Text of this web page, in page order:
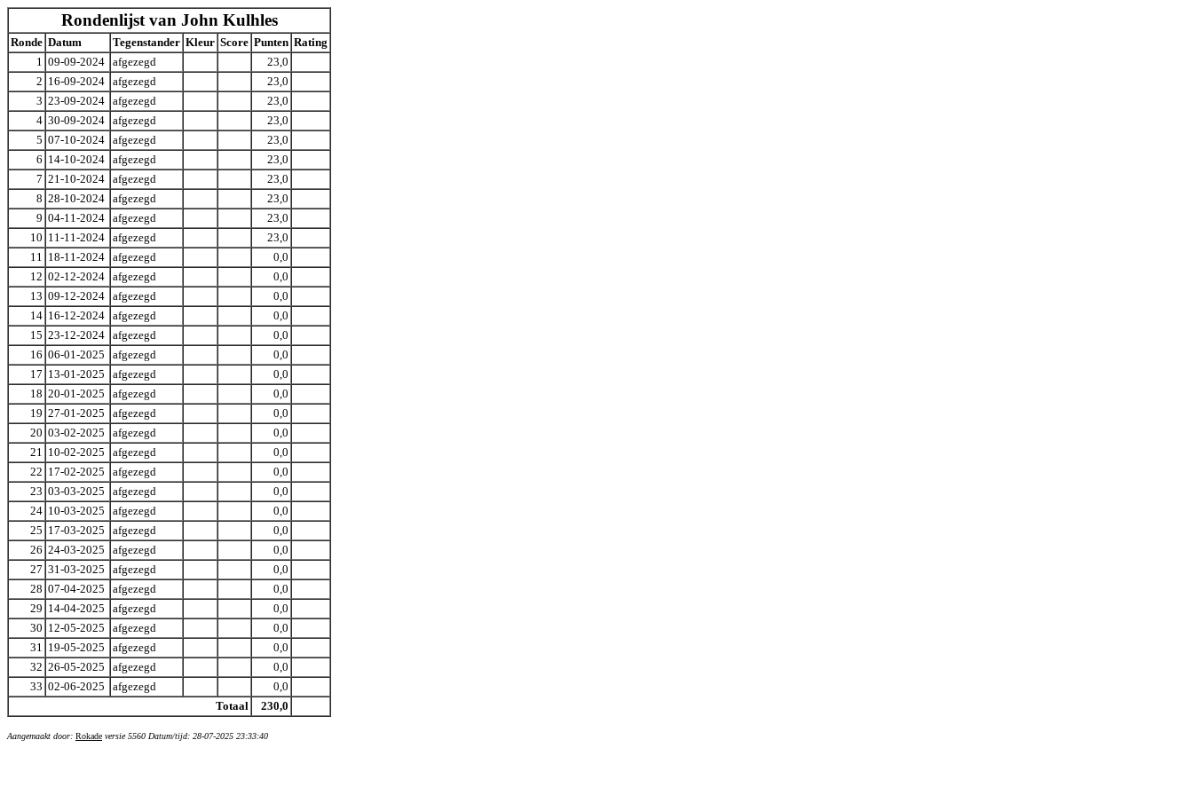
Rondenlijst van John Kulhles
Ronde Datum Tegenstander Kleur Score Punten Rating
1 09-09-2024 afgezegd
23,0
2 16-09-2024 afgezegd
23,0
3 23-09-2024 afgezegd
23,0
4 30-09-2024 afgezegd
23,0
5 07-10-2024 afgezegd
23,0
6 14-10-2024 afgezegd
23,0
7 21-10-2024 afgezegd
23,0
8 28-10-2024 afgezegd
23,0
9 04-11-2024 afgezegd
23,0
10 11-11-2024 afgezegd
23,0
11 18-11-2024 afgezegd
0,0
12 02-12-2024 afgezegd
0,0
13 09-12-2024 afgezegd
0,0
14 16-12-2024 afgezegd
0,0
15 23-12-2024 afgezegd
0,0
16 06-01-2025 afgezegd
0,0
17 13-01-2025 afgezegd
0,0
18 20-01-2025 afgezegd
0,0
19 27-01-2025 afgezegd
0,0
20 03-02-2025 afgezegd
0,0
21 10-02-2025 afgezegd
0,0
22 17-02-2025 afgezegd
0,0
23 03-03-2025 afgezegd
0,0
24 10-03-2025 afgezegd
0,0
25 17-03-2025 afgezegd
0,0
26 24-03-2025 afgezegd
0,0
27 31-03-2025 afgezegd
0,0
28 07-04-2025 afgezegd
0,0
29 14-04-2025 afgezegd
0,0
30 12-05-2025 afgezegd
0,0
31 19-05-2025 afgezegd
0,0
32 26-05-2025 afgezegd
0,0
33 02-06-2025 afgezegd
0,0
Totaal
230,0
Aangemaakt door: Rokade versie 5560 Datum/tijd: 28-07-2025 23:33:40